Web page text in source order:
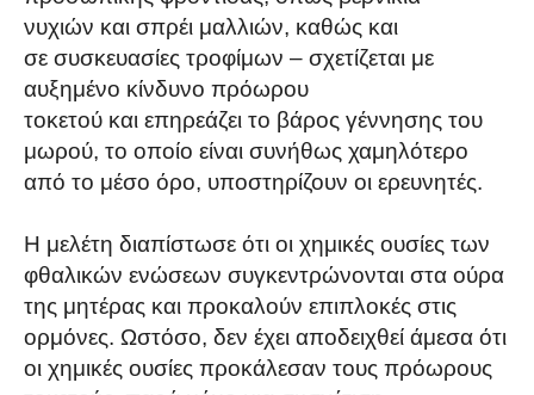
νυχιών και σπρέι μαλλιών, καθώς και
σε συσκευασίες τροφίμων – σχετίζεται με
αυξημένο κίνδυνο πρόωρου
τοκετού και επηρεάζει το βάρος γέννησης του
μωρού, το οποίο είναι συνήθως χαμηλότερο
από το μέσο όρο, υποστηρίζουν οι ερευνητές.
Η μελέτη διαπίστωσε ότι οι χημικές ουσίες των
φθαλικών ενώσεων συγκεντρώνονται στα ούρα
της μητέρας και προκαλούν επιπλοκές στις
ορμόνες. Ωστόσο, δεν έχει αποδειχθεί άμεσα ότι
οι χημικές ουσίες προκάλεσαν τους πρόωρους